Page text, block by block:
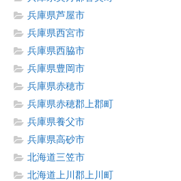
兵庫県芦屋市
兵庫県西宮市
兵庫県西脇市
兵庫県豊岡市
兵庫県赤穂市
兵庫県赤穂郡上郡町
兵庫県養父市
兵庫県高砂市
北海道三笠市
北海道上川郡上川町